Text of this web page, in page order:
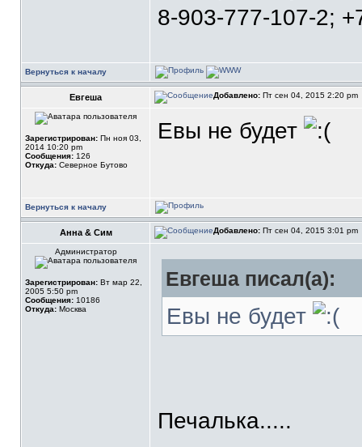
8-903-777-107-2;
Вернуться к началу
Евгеша Добавлено: Пт сен 04, 2015 2:20 pm
Зарегистрирован: Пн ноя 03,
2014 10:20 pm
Сообщения: 126
Откуда: Северное Бутово
Евы не будет
Вернуться к началу
Анна & Сим Добавлено: Пт сен 04, 2015 3:01 pm
Администратор
Зарегистрирован: Вт мар 22,
2005 5:50 pm
Сообщения: 10186
Откуда: Москва
Евгеша писал(а):
Евы не будет
Печалька.....